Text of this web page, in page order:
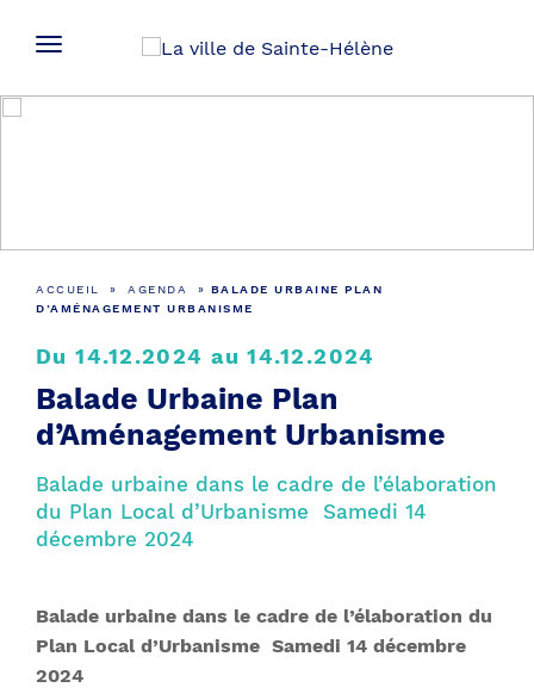
ACCUEIL » AGENDA » BALADE URBAINE PLAN
D’AMÉNAGEMENT URBANISME
Du 14.12.2024 au 14.12.2024
Balade Urbaine Plan
d’Aménagement Urbanisme
Balade urbaine dans le cadre de l’élaboration
du Plan Local d’Urbanisme Samedi 14
décembre 2024
Balade urbaine dans le cadre de l’élaboration du
Plan Local d’Urbanisme Samedi 14 décembre
2024